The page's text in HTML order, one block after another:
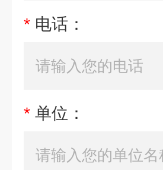
* 电话：
* 单位：